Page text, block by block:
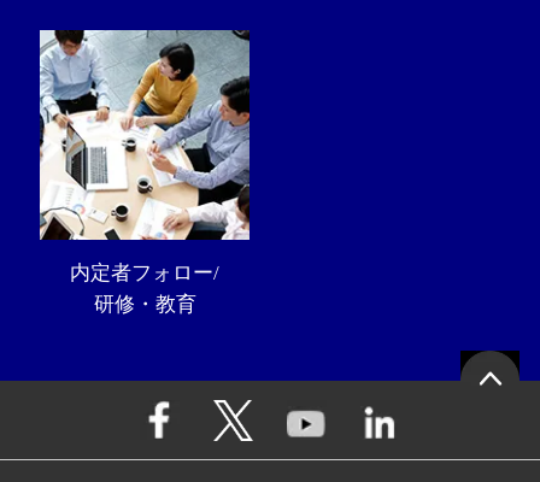
内定者フォロー/
研修・教育